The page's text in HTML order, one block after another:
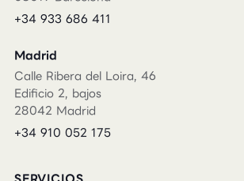
+34 933 686 411
Madrid
Calle Ribera del Loira, 46
Edificio 2, bajos
28042 Madrid
+34 910 052 175